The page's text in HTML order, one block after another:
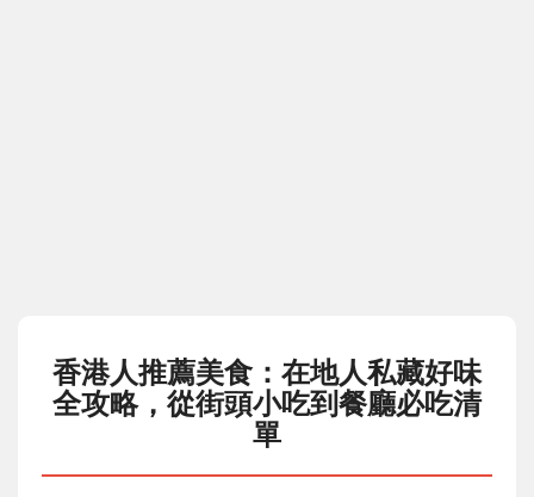
香港人推薦美食：在地人私藏好味
全攻略，從街頭小吃到餐廳必吃清
單